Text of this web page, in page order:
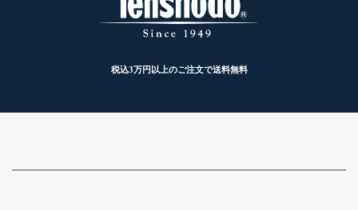
税込3万円以上のご注文で送料無料